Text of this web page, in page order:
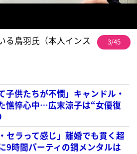
る鳥羽氏（本人インス
3/45
子供たちが不憫」キャンドル・
憔悴心中…広末涼子は“女優復
セラって感じ」離婚でも貫く超
時間パーティの鋼メンタルは